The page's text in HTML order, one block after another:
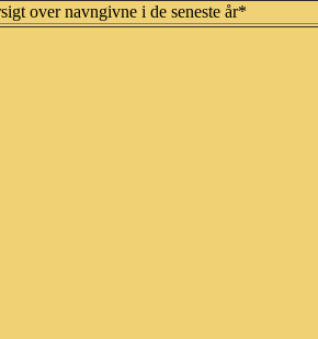
over navngivne i de seneste år*